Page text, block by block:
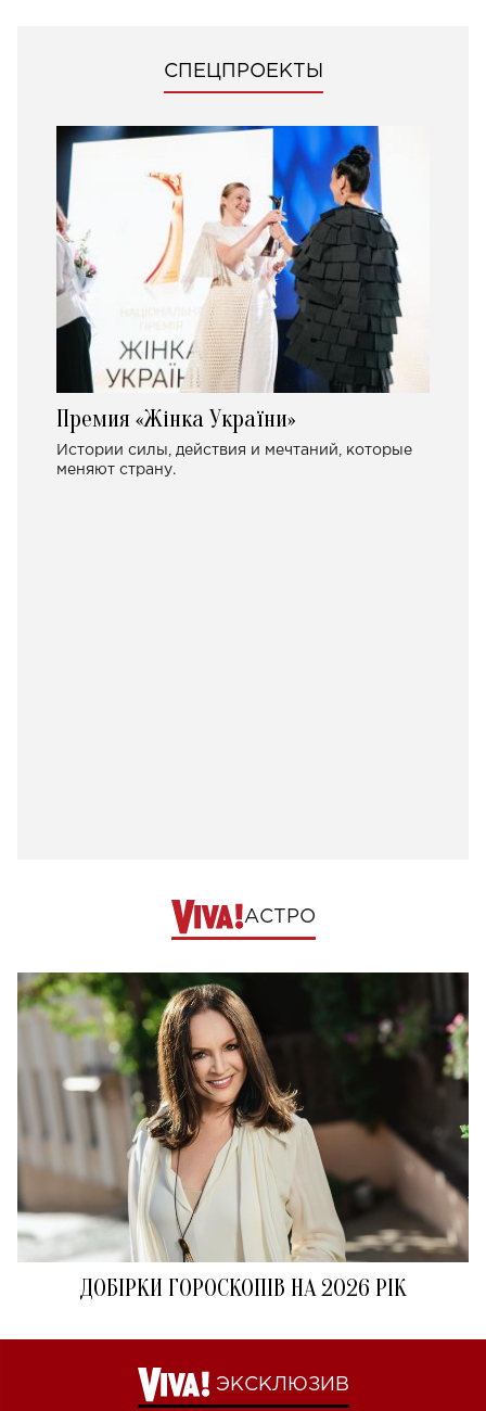
СПЕЦПРОЕКТЫ
Премия «Жінка України»
Истории силы, действия и мечтаний, которые
меняют страну.
АСТРО
ДОБІРКИ ГОРОСКОПІВ НА 2026 РІК
ЭКСКЛЮЗИВ